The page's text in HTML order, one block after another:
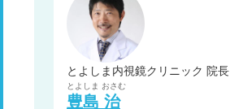
とよしま内視鏡クリニック 院長
とよしま おさむ
豊島 治